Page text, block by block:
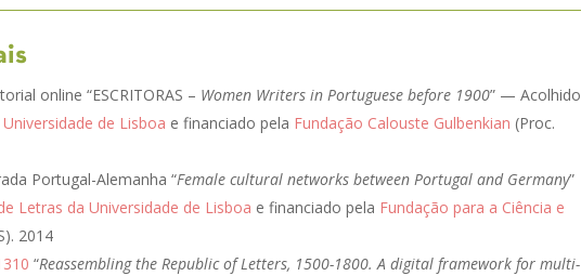
online “ESCRITORAS – Women Writers in Portuguese before 1900” — Acolhido
de Lisboa e financiado pela Fundação Calouste Gulbenkian (Proc.
Portugal-Alemanha “Female cultural networks between Portugal and Germany”
Letras da Universidade de Lisboa e financiado pela Fundação para a Ciência e
2014
“Reassembling the Republic of Letters, 1500-1800. A digital framework for multi-